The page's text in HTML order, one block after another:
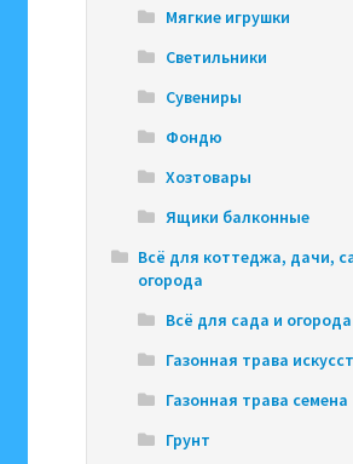
Мягкие игрушки
Светильники
Сувениры
Фондю
Хозтовары
Ящики балконные
Всё для коттеджа, дачи,
огорода
Всё для сада и огорода
Газонная трава
Газонная трава семена
Грунт